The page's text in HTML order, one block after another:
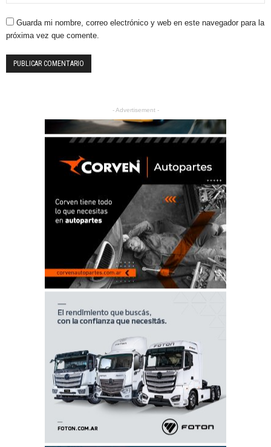
Guarda mi nombre, correo electrónico y web en este navegador para la
próxima vez que comente.
- Advertisement -